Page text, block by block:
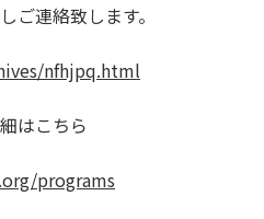
ご連絡致します。
nfhjpq.html
はこちら
programs